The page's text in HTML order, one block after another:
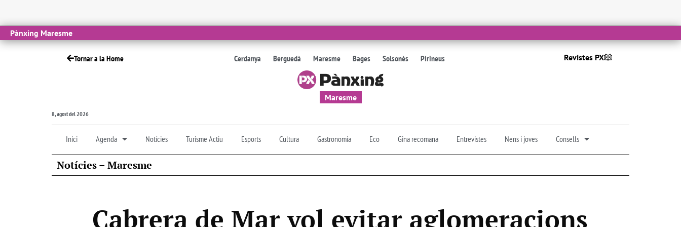
Pànxing Maresme
Tornar a la Home Cerdanya Berguedà Maresme Bages Solsonès Pirineus Revistes PX
Maresme
8, agost del 2026
Inici Agenda Notícies Turisme Actiu Esports Cultura Gastronomia Eco Gina recomana Entrevistes Nens i joves Consells
Notícies – Maresme
Cabrera de Mar vol evitar aglomeracions